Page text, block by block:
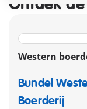
Ontdek
Western
Bundel
Boerderij